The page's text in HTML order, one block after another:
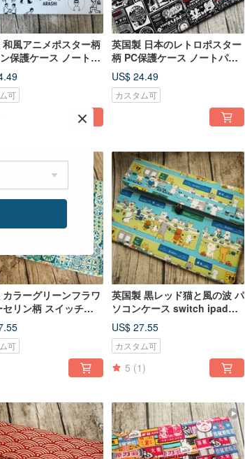
風アニメポスター柄
保護ケース ノート
収納ポーチ カスタ
可
英国製 日本のレトロポスター
柄 PC保護ケース ノートパソ
コンバッグ 収納ポーチ カスタ
ムサイズ
US$ 24.49
カスタム可
ラーグリーンフラワ
セリン柄 スイッチ
macbook パソコ
収納
可
英国製 黒レッド猫と風の波 パ
ソコンケース switch ipad
kindle
US$ 27.55
カスタム可
5 (1)